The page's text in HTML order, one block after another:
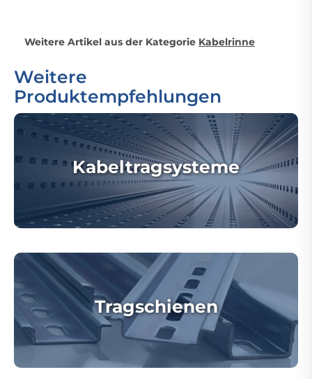
Weitere Artikel aus der Kategorie Kabelrinne
Weitere
Produktempfehlungen
Kabeltragsysteme
Tragschienen